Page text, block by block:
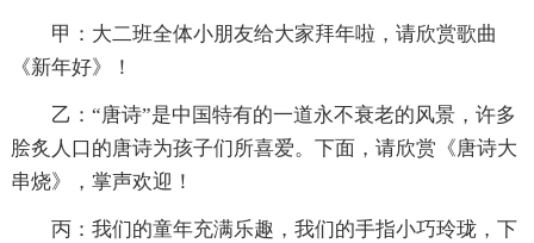
甲：大二班全体小朋友给大家拜年啦，请欣赏歌曲
《新年好》！
乙：“唐诗”是中国特有的一道永不衰老的风景，许多
脍炙人口的唐诗为孩子们所喜爱。下面，请欣赏《唐诗大
串烧》，掌声欢迎！
丙：我们的童年充满乐趣，我们的手指小巧玲珑，下